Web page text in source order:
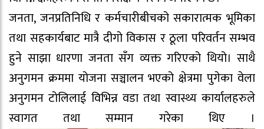
जनता, जनप्रतिनिधि र कर्मचारीबीचको सकारात्मक भूमिका
तथा सहकार्यबाट मात्रै दीगो विकास र ठूला परिवर्तन सम्भव
हुने साझा धारणा जनता सँग व्यक्त गरिएको थियो। साथै
अनुगमन क्रममा योजना सञ्चालन भएको क्षेत्रमा पुगेका वेला
अनुगमन टोलिलाई विभिन्न वडा तथा स्वास्थ्य कार्यालहरुले
स्वागत तथा सम्मान गरेका थिए ।